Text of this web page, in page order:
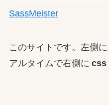
SassMeister
このサイトです。左側に
アルタイムで右側に css